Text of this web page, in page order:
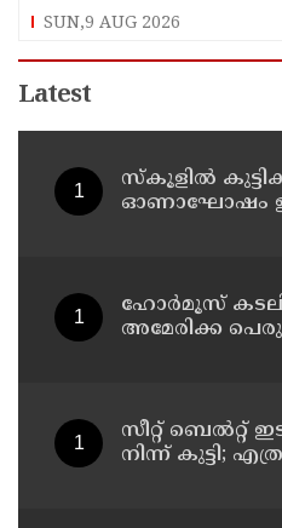
അനുസരിച്ച് ശിക്ഷ
SUN,9 AUG 2026
Latest
സ്‌കൂളില്‍
ഓണാഘോഷം
ഹോര്‍മൂസ്
അമേരിക്ക
സീറ്റ് ബെല്‍റ്റ്
നിന്ന് കുട്ടി; എത്ര